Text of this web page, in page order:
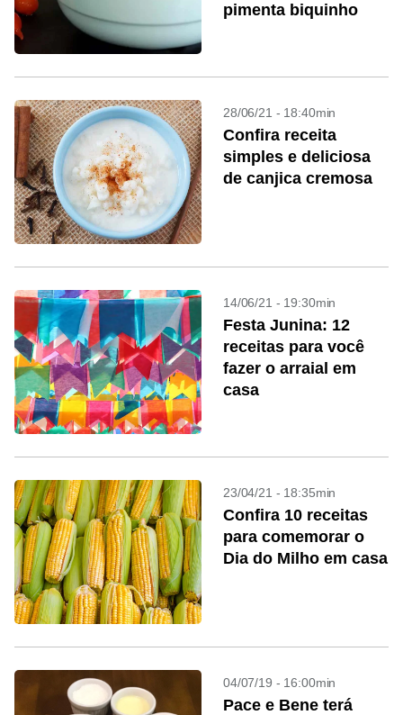
pimenta biquinho
28/06/21 - 18:40min
Confira receita
simples e deliciosa
de canjica cremosa
14/06/21 - 19:30min
Festa Junina: 12
receitas para você
fazer o arraial em
casa
23/04/21 - 18:35min
Confira 10 receitas
para comemorar o
Dia do Milho em casa
04/07/19 - 16:00min
Pace e Bene terá